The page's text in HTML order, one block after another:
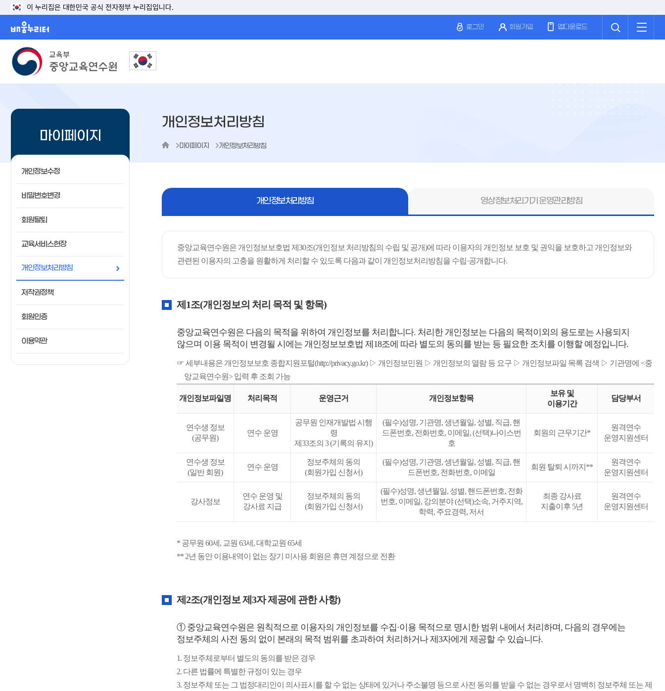
이 누리집은 대한민국 공식 전자정부 누리집입니다.
로그인 회원가입 앱다운로드
뉴
마이페이지
개인정보수정
비밀번호변경
회원탈퇴
교육서비스헌장
개인정보처리방침
저작권정책
회원인증
이용약관
개인정보처리방침
마이페이지 개인정보처리방침
개인정보처리방침 영상정보처리기기 운영관리방침
중앙교육연수원은 개인정보보호법 제30조(개인정보 처리방침의 수립 및 공개)에 따라 이용자의 개인정보 보호 및 권익을 보호하고 개인정보와
관련된 이용자의 고충을 원활하게 처리할 수 있도록 다음과 같이 개인정보처리방침을 수립·공개합니다.
제1조(개인정보의 처리 목적 및 항목)
중앙교육연수원은 다음의 목적을 위하여 개인정보를 처리합니다. 처리한 개인정보는 다음의 목적이외의 용도로는 사용되지
않으며 이용 목적이 변경될 시에는 개인정보보호법 제18조에 따라 별도의 동의를 받는 등 필요한 조치를 이행할 예정입니다.
☞ 세부내용은 개인정보보호 종합지원포털(http://privacy.go.kr) ▷ 개인정보민원 ▷ 개인정보의 열람 등 요구 ▷ 개인정보파일 목록 검색 ▷ 기관명에 <중
앙교육연수원> 입력 후 조회 가능
정
보
침
개인정보파일명 처리목적 운영근거 개인정보항목
보유 및
이용기간
담당부서
연수생 정보
(공무원)
연수 운영
공무원 인재개발법 시행
령
제33조의 3 (기록의 유지)
(필수)성명, 기관명, 생년월일, 성별, 직급, 핸
드폰번호, 전화번호, 이메일, (선택)나이스번
호
회원의 근무기간*
원격연수
운영지원센터
연수생 정보
(일반 회원)
연수 운영
정보주체의 동의
(회원가입 신청서)
(필수)성명, 기관명, 생년월일, 성별, 직급, 핸
드폰번호, 전화번호, 이메일
회원 탈퇴 시까지**
원격연수
운영지원센터
강사정보
연수 운영 및
강사료 지급
정보주체의 동의
(회원가입 신청서)
(필수)성명, 생년월일, 성별, 핸드폰번호, 전화
번호, 이메일, 강의분야 (선택)소속, 거주지역,
학력, 주요경력, 저서
최종 강사료
지출이후 5년
원격연수
운영지원센터
* 공무원 60세, 교원 63세, 대학교원 65세
** 2년 동안 이용내역이 없는 장기 미사용 회원은 휴면 계정으로 전환
제2조(개인정보 제3자 제공에 관한 사항)
① 중앙교육연수원은 원칙적으로 이용자의 개인정보를 수집·이용 목적으로 명시한 범위 내에서 처리하며, 다음의 경우에는
정보주체의 사전 동의 없이 본래의 목적 범위를 초과하여 처리하거나 제3자에게 제공할 수 있습니다.
1. 정보주체로부터 별도의 동의를 받은 경우
2. 다른 법률에 특별한 규정이 있는 경우
3. 정보주체 또는 그 법정대리인이 의사표시를 할 수 없는 상태에 있거나 주소불명 등으로 사전 동의를 받을 수 없는 경우로서 명백히 정보주체 또는 제